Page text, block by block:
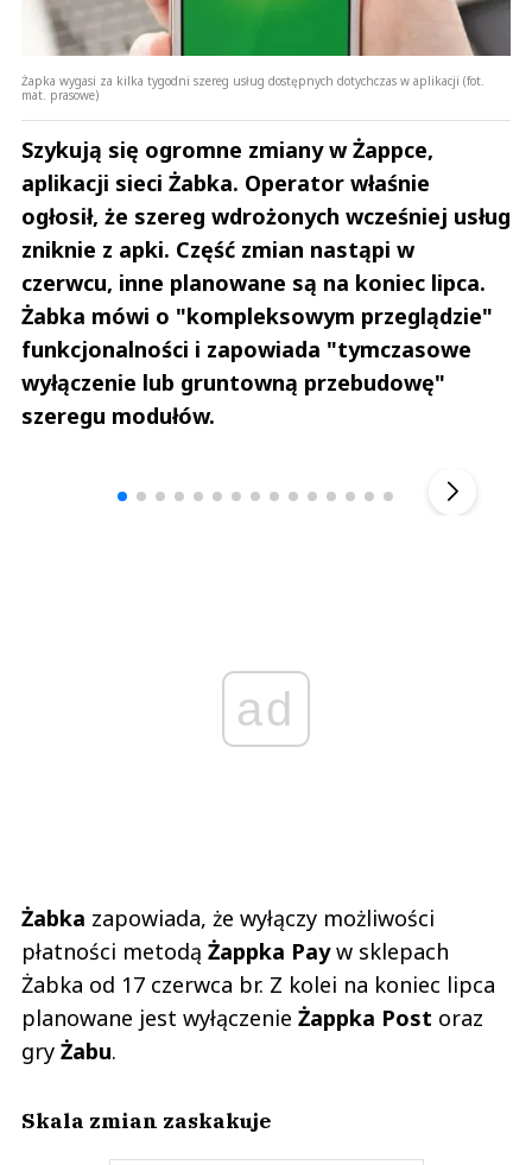
Żapka wygasi za kilka tygodni szereg usług dostępnych dotychczas w aplikacji (fot.
mat. prasowe)
Szykują się ogromne zmiany w Żappce,
aplikacji sieci Żabka. Operator właśnie
ogłosił, że szereg wdrożonych wcześniej usług
zniknie z apki. Część zmian nastąpi w
czerwcu, inne planowane są na koniec lipca.
Żabka mówi o "kompleksowym przeglądzie"
funkcjonalności i zapowiada "tymczasowe
wyłączenie lub gruntowną przebudowę"
szeregu modułów.
ad
Żabka zapowiada, że wyłączy możliwości
płatności metodą Żappka Payw sklepach
Żabka od 17 czerwca br. Z kolei na koniec lipca
planowane jest wyłączenie Żappka Post oraz
gry Żabu.
Skala zmian zaskakuje